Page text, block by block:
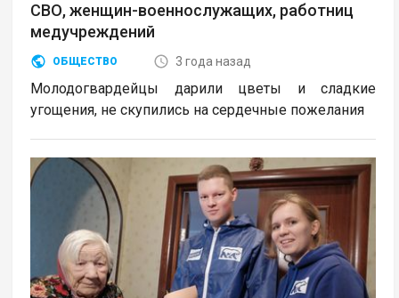
СВО, женщин-военнослужащих, работниц
медучреждений
ОБЩЕСТВО 3 года назад
Молодогвардейцы дарили цветы и сладкие
угощения, не скупились на сердечные пожелания